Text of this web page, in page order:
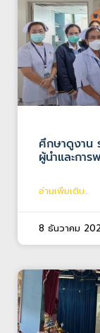
ศึกษาดูงาน
ผู้นำและการ
อ่านเพิ่มเติม...
8 ธันวาคม